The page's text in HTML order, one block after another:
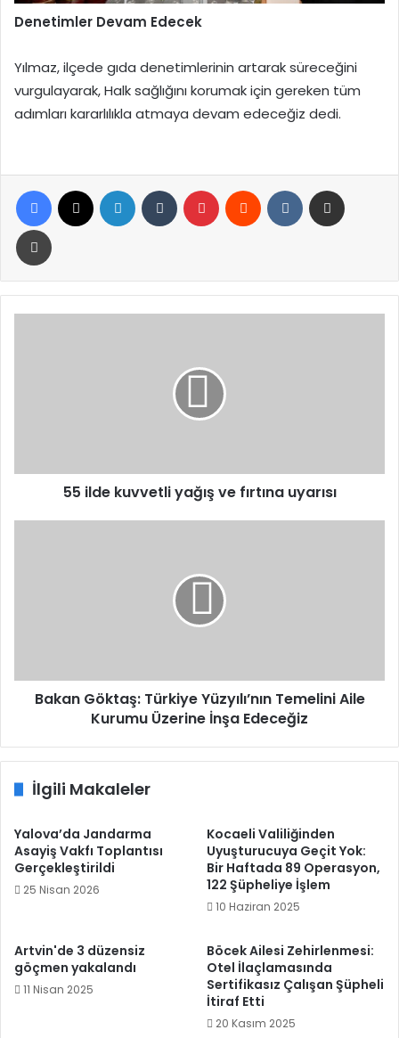
Denetimler Devam Edecek
Yılmaz, ilçede gıda denetimlerinin artarak süreceğini
vurgulayarak, Halk sağlığını korumak için gereken tüm
adımları kararlılıkla atmaya devam edeceğiz dedi.
Facebook LinkedIn Tumblr Pinterest Reddit VKontakte
Yazdır
55 ilde kuvvetli yağış ve fırtına uyarısı
İnşa
Edeceğiz
Bakan Göktaş: Türkiye Yüzyılı’nın Temelini Aile
Kurumu Üzerine İnşa Edeceğiz
İlgili Makaleler
Yalova’da Jandarma
Asayiş Vakfı Toplantısı
Gerçekleştirildi
25 Nisan 2026
Kocaeli Valiliğinden
Uyuşturucuya Geçit Yok:
Bir Haftada 89 Operasyon,
122 Şüpheliye İşlem
10 Haziran 2025
Artvin'de 3 düzensiz
göçmen yakalandı
11 Nisan 2025
Böcek Ailesi Zehirlenmesi:
Otel İlaçlamasında
Sertifikasız Çalışan Şüpheli
İtiraf Etti
20 Kasım 2025